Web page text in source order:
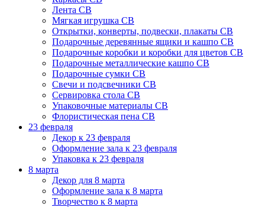
Лента СВ
Мягкая игрушка СВ
Открытки, конверты, подвески, плакаты СВ
Подарочные деревянные ящики и кашпо СВ
Подарочные коробки и коробки для цветов СВ
Подарочные металлические кашпо СВ
Подарочные сумки СВ
Свечи и подсвечники СВ
Сервировка стола СВ
Упаковочные материалы СВ
Флористическая пена СВ
23 февраля
Декор к 23 февраля
Оформление зала к 23 февраля
Упаковка к 23 февраля
8 марта
Декор для 8 марта
Оформление зала к 8 марта
Творчество к 8 марта